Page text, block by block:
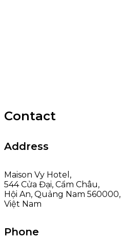
Contact
Address
Maison Vy Hotel,
544 Cửa Đại, Cẩm Châu,
Hội An, Quảng Nam 560000,
Việt Nam
Phone